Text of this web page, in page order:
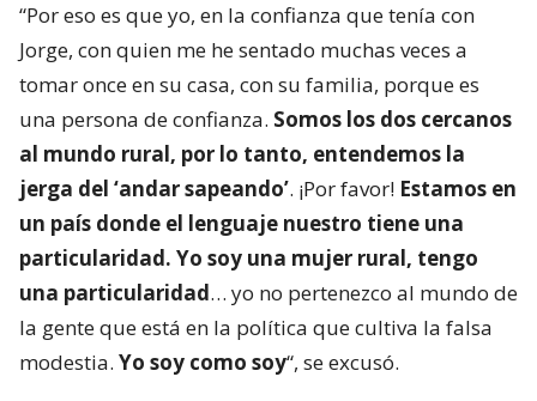
“Por eso es que yo, en la confianza que tenía con
Jorge, con quien me he sentado muchas veces a
tomar once en su casa, con su familia, porque es
una persona de confianza. Somos los dos cercanos
al mundo rural, por lo tanto, entendemos la
jerga del ‘andar sapeando’. ¡Por favor! Estamos en
un país donde el lenguaje nuestro tiene una
particularidad. Yo soy una mujer rural, tengo
una particularidad… yo no pertenezco al mundo de
la gente que está en la política que cultiva la falsa
modestia. Yo soy como soy“, se excusó.